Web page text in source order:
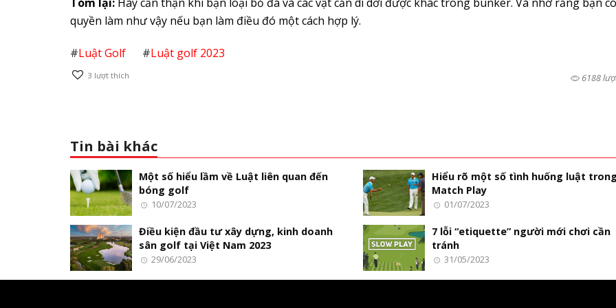
quyền làm như vậy nếu bạn làm điều đó một cách hợp lý.
#Luật Golf #Luật golf 2023
3 lượt thích 6188
Tin bài khác
Một số hiểu lầm về Luật liên quan đến
bóng golf
10/07/2023
Hiểu rõ một số tình huống luật trong
Match Play
01/07/2023
Điều kiện đầu tư xây dựng, kinh doanh
sân golf tại Việt Nam 2023
29/06/2023
7 lỗi “etiquette” người mới chơi cần
tránh
31/05/2023